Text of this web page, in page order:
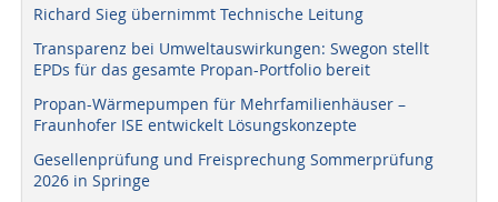
Richard Sieg übernimmt Technische Leitung
Transparenz bei Umweltauswirkungen: Swegon stellt
EPDs für das gesamte Propan-Portfolio bereit
Propan-Wärmepumpen für Mehrfamilienhäuser –
Fraunhofer ISE entwickelt Lösungskonzepte
Gesellenprüfung und Freisprechung Sommerprüfung
2026 in Springe